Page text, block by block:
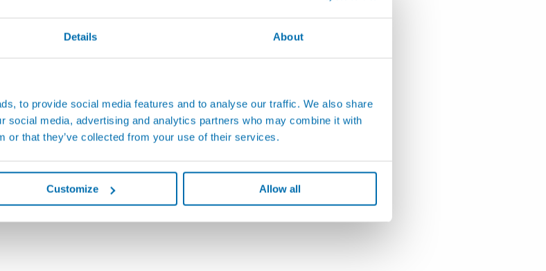
Details About
to provide social media features and to analyse our traffic. We also share
social media, advertising and analytics partners who may combine it with
or that they’ve collected from your use of their services.
Customize Allow all
タリングシ